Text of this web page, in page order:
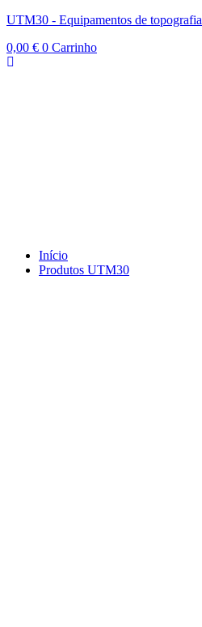
UTM30 - Equipamentos de topografia
0,00 € 0 Carrinho
Início
Produtos UTM30